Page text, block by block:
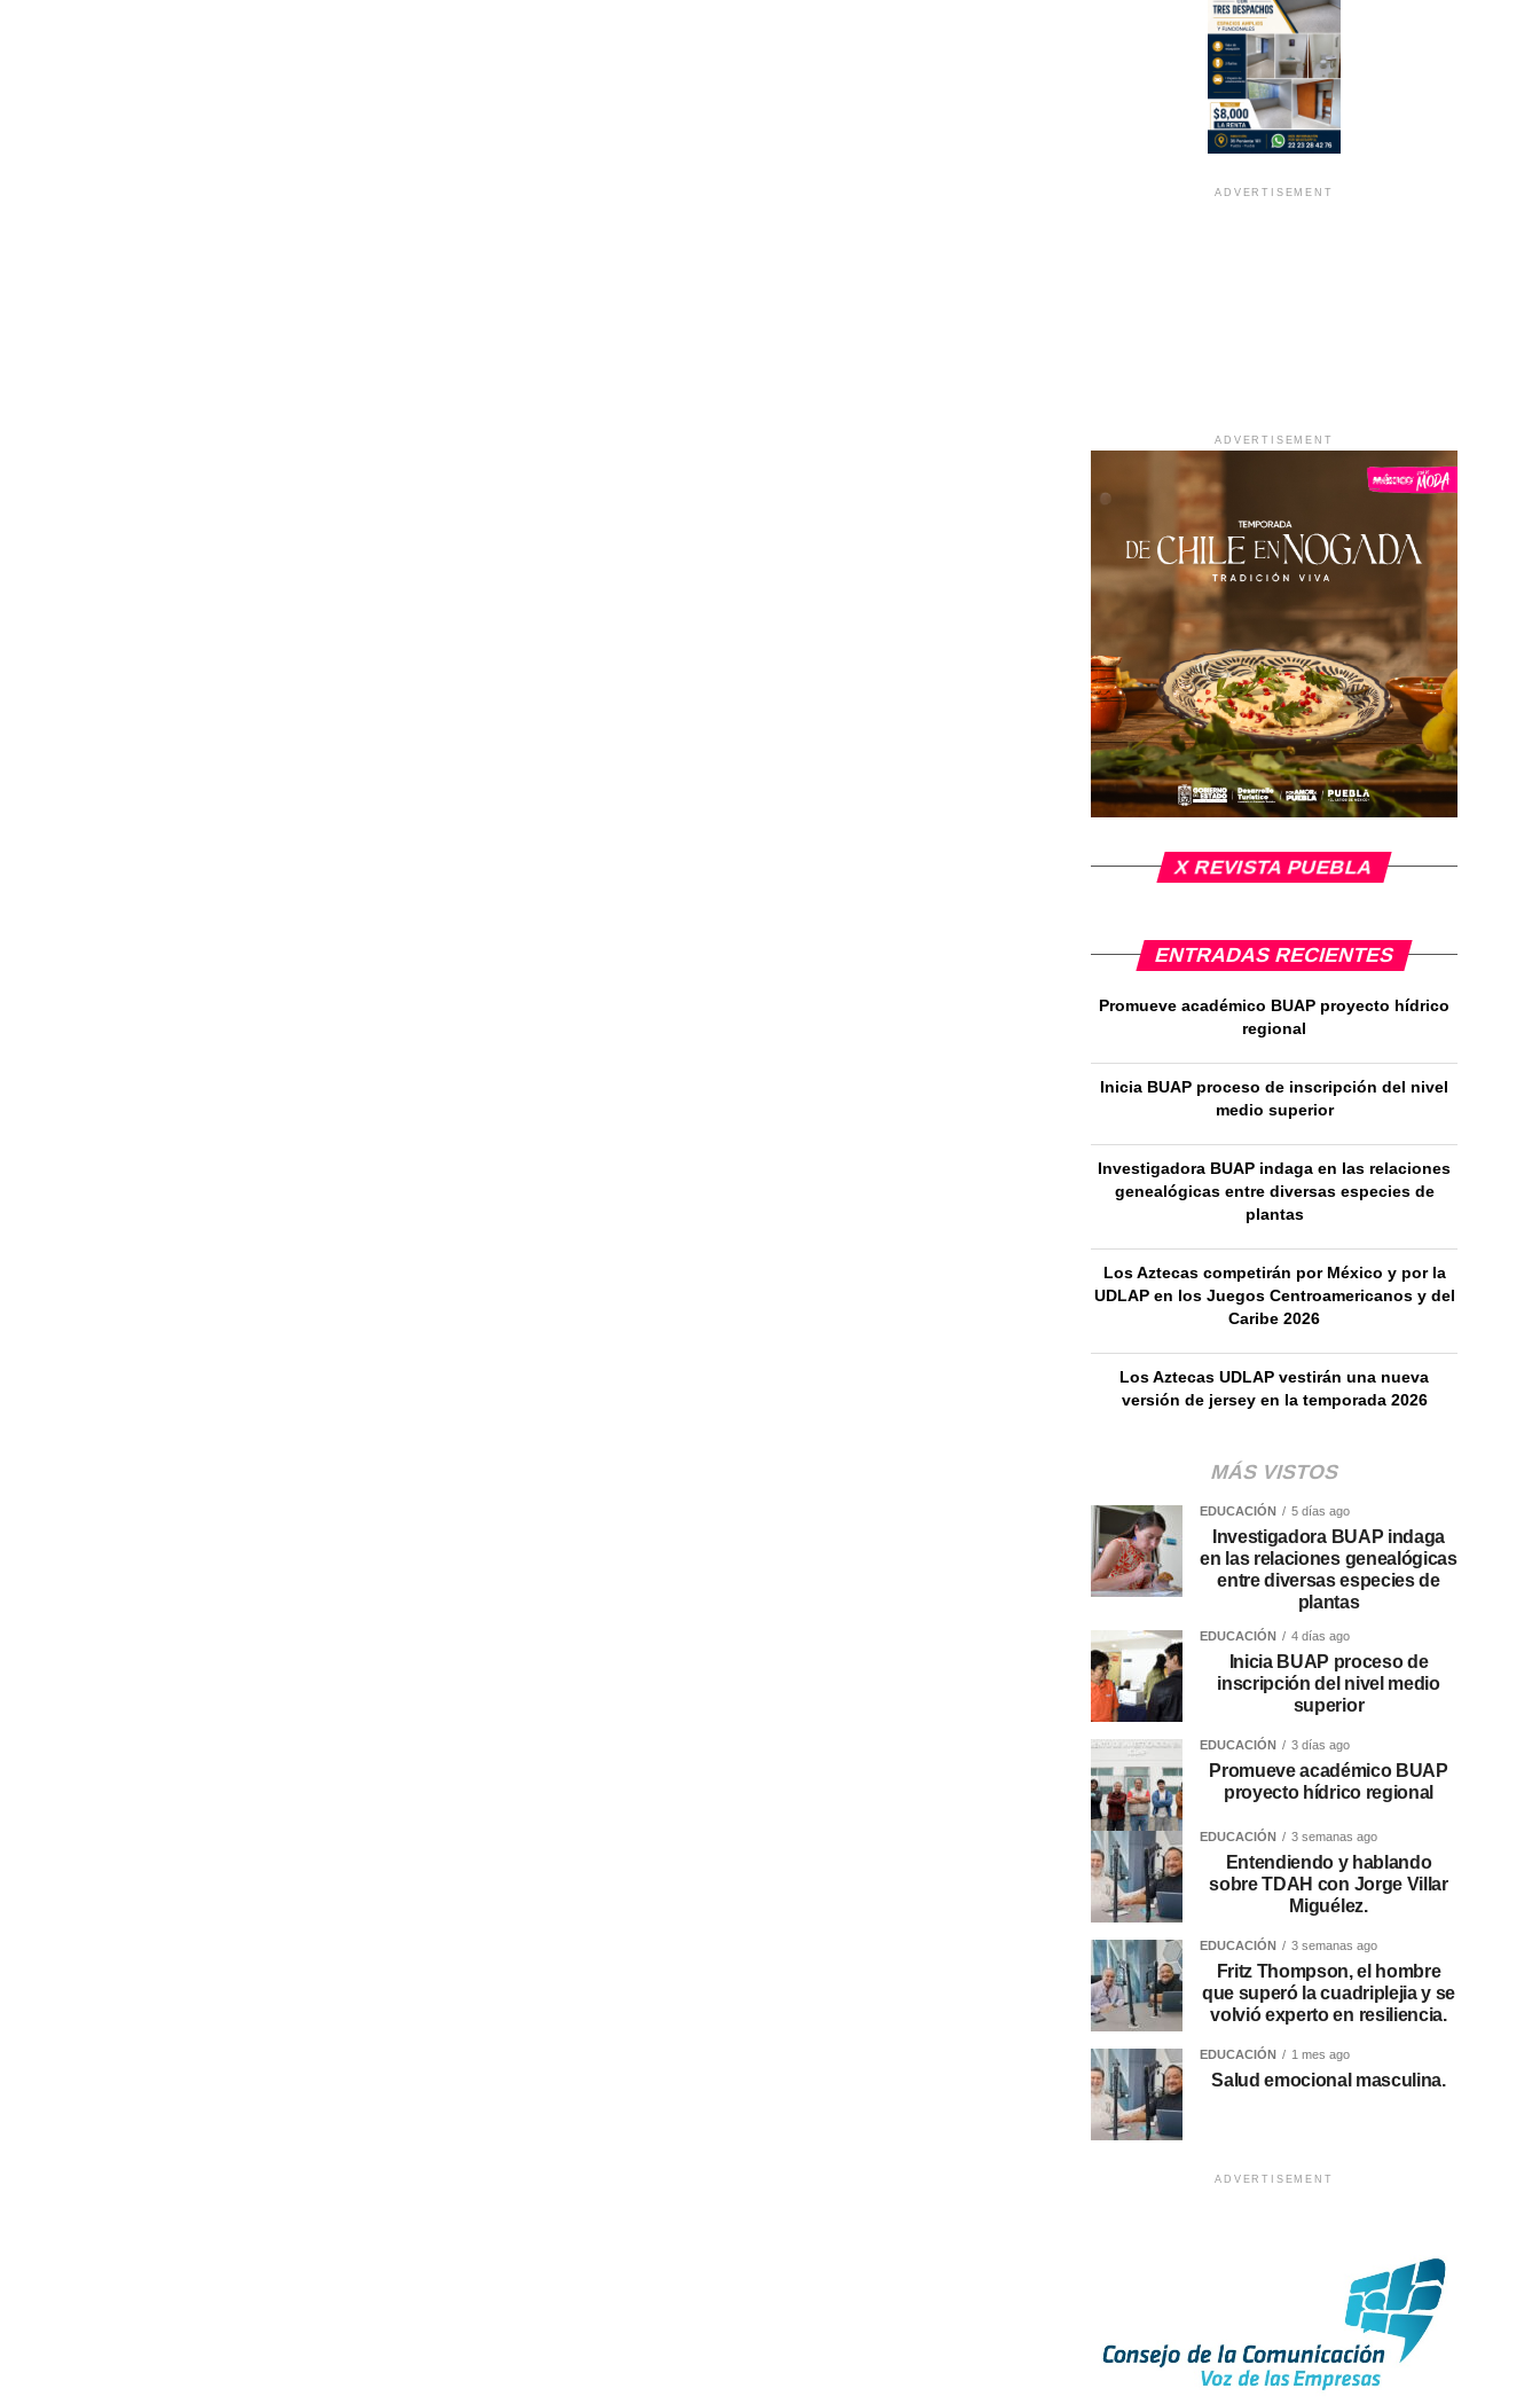
ADVERTISEMENT
ADVERTISEMENT
X REVISTA PUEBLA
ENTRADAS RECIENTES
Promueve académico BUAP proyecto hídrico
regional
Inicia BUAP proceso de inscripción del nivel
medio superior
Investigadora BUAP indaga en las relaciones
genealógicas entre diversas especies de
plantas
Los Aztecas competirán por México y por la
UDLAP en los Juegos Centroamericanos y del
Caribe 2026
Los Aztecas UDLAP vestirán una nueva
versión de jersey en la temporada 2026
MÁS VISTOS
EDUCACIÓN 5 días ago
Investigadora BUAP indaga
en las relaciones genealógicas
entre diversas especies de
plantas
EDUCACIÓN 4 días ago
Inicia BUAP proceso de
inscripción del nivel medio
superior
EDUCACIÓN 3 días ago
Promueve académico BUAP
proyecto hídrico regional
EDUCACIÓN 3 semanas ago
Entendiendo y hablando
sobre TDAH con Jorge Villar
Miguélez.
EDUCACIÓN 3 semanas ago
Fritz Thompson, el hombre
que superó la cuadriplejia y se
volvió experto en resiliencia.
EDUCACIÓN 1 mes ago
Salud emocional masculina.
ADVERTISEMENT